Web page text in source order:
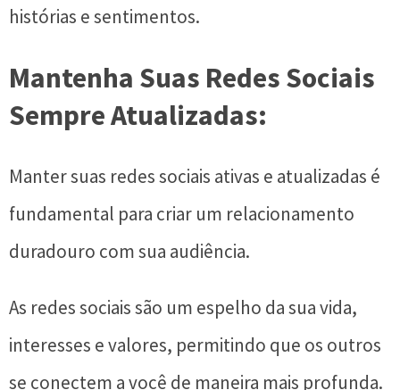
histórias e sentimentos.
Mantenha Suas Redes Sociais
Sempre Atualizadas:
Manter suas redes sociais ativas e atualizadas é
fundamental para criar um relacionamento
duradouro com sua audiência.
As redes sociais são um espelho da sua vida,
interesses e valores, permitindo que os outros
se conectem a você de maneira mais profunda.